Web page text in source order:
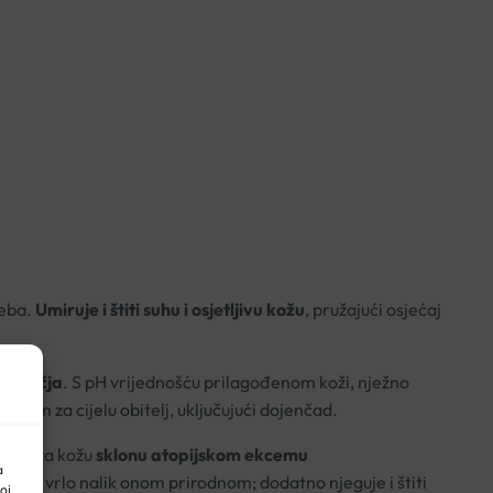
Umiruje i štiti suhu i osjetljivu kožu, pružajući osjećaj
. S pH vrijednošću prilagođenom koži, nježno
za cijelu obitelj, uključujući dojenčad.
za kožusklonu atopijskom ekcemu
koži, vrlo nalik onom prirodnom; dodatno njeguje i štiti